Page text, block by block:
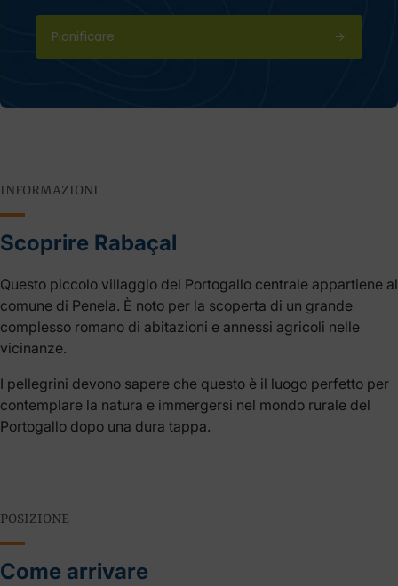
Pianificare
INFORMAZIONI
Scoprire Rabaçal
Questo piccolo villaggio del Portogallo centrale appartiene al
comune di Penela. È noto per la scoperta di un grande
complesso romano di abitazioni e annessi agricoli nelle
vicinanze.
I pellegrini devono sapere che questo è il luogo perfetto per
contemplare la natura e immergersi nel mondo rurale del
Portogallo dopo una dura tappa.
POSIZIONE
Come arrivare